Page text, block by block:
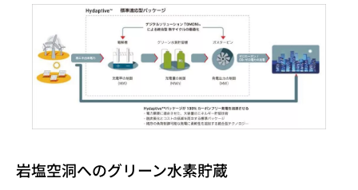
岩塩空洞へのグリーン水素貯蔵